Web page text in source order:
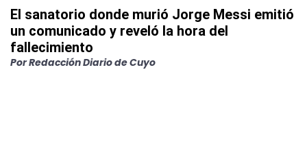
El sanatorio donde murió Jorge Messi emitió
un comunicado y reveló la hora del
fallecimiento
PorRedacción Diario de Cuyo